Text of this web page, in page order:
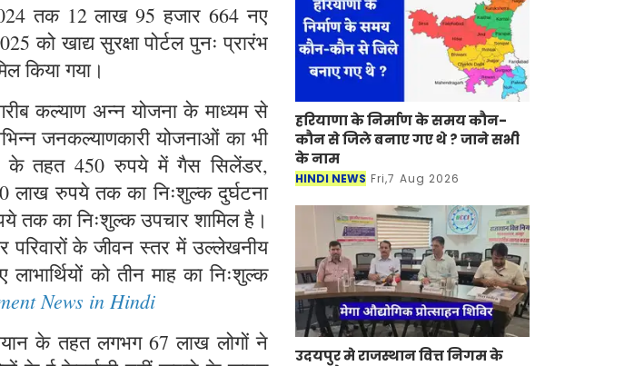
तक 12 लाख 95 हजार 664 नए
को खाद्य सुरक्षा पोर्टल पुनः प्रारंभ
किया गया।
कल्याण अन्न योजना के माध्यम से
जनकल्याणकारी योजनाओं का भी
के तहत 450 रुपये में गैस सिलेंडर,
लाख रुपये तक का निःशुल्क दुर्घटना
तक का निःशुल्क उपचार शामिल है।
के जीवन स्तर में उल्लेखनीय
को तीन माह का निःशुल्क
News in Hindi
के तहत लगभग 67 लाख लोगों ने
हरियाणा के निर्माण के समय कौन-
कौन से जिले बनाए गए थे ? जाने सभी
के नाम
HINDI NEWS Fri,7 Aug 2026
उदयपुर मे राजस्थान वित्त निगम के